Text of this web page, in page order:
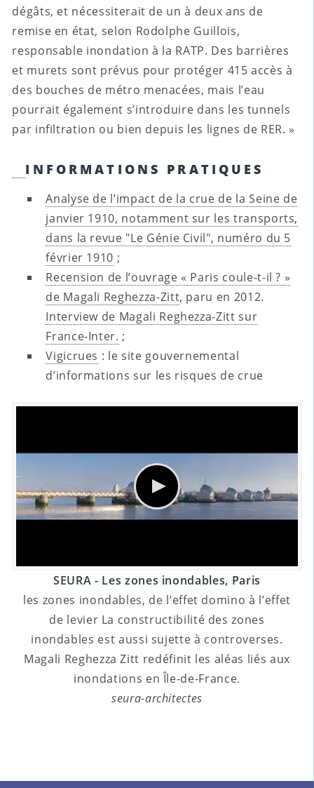
dégâts, et nécessiterait de un à deux ans de
remise en état, selon Rodolphe Guillois,
responsable inondation à la RATP. Des barrières
et murets sont prévus pour protéger 415 accès à
des bouches de métro menacées, mais l’eau
pourrait également s’introduire dans les tunnels
par infiltration ou bien depuis les lignes de RER. »
INFORMATIONS PRATIQUES
Analyse de l’impact de la crue de la Seine de
janvier 1910, notamment sur les transports,
dans la revue "Le Génie Civil", numéro du 5
février 1910 ;
Recension de l’ouvrage « Paris coule-t-il ? »
de Magali Reghezza-Zitt, paru en 2012.
Interview de Magali Reghezza-Zitt sur
France-Inter. ;
Vigicrues : le site gouvernemental
d’informations sur les risques de crue
SEURA - Les zones inondables, Paris
les zones inondables, de l’effet domino à l’effet
de levier La constructibilité des zones
inondables est aussi sujette à controverses.
Magali Reghezza Zitt redéfinit les aléas liés aux
inondations en Île-de-France.
seura-architectes